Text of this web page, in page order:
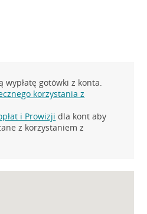
wypłatę gotówki z konta.
korzystania z
i Prowizji dla kont aby
z korzystaniem z